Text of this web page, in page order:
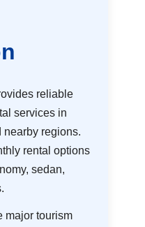
reliable
services in
nearby regions.
rental options
sedan,
major tourism